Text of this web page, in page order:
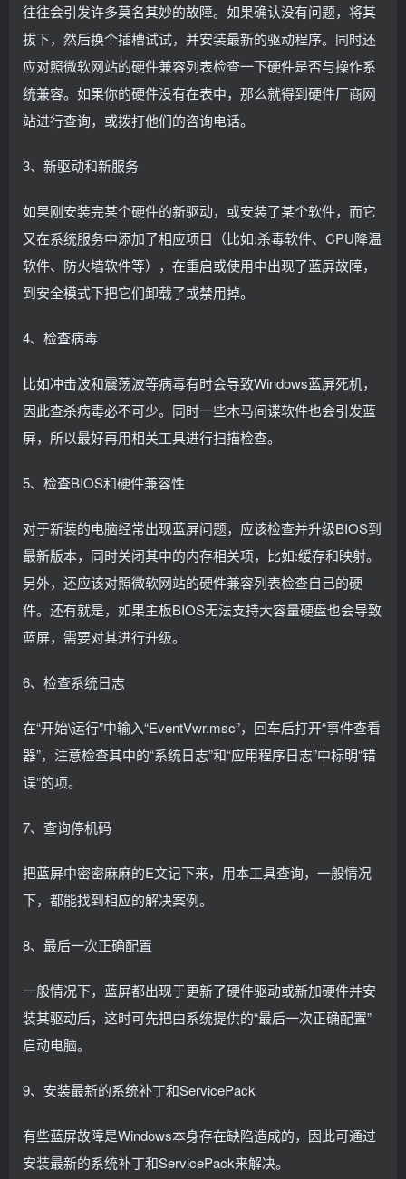
往往会引发许多莫名其妙的故障。如果确认没有问题，将其
拔下，然后换个插槽试试，并安装最新的驱动程序。同时还
应对照微软网站的硬件兼容列表检查一下硬件是否与操作系
统兼容。如果你的硬件没有在表中，那么就得到硬件厂商网
站进行查询，或拨打他们的咨询电话。
3、新驱动和新服务
如果刚安装完某个硬件的新驱动，或安装了某个软件，而它
又在系统服务中添加了相应项目（比如:杀毒软件、CPU降温
软件、防火墙软件等），在重启或使用中出现了蓝屏故障，
到安全模式下把它们卸载了或禁用掉。
4、检查病毒
比如冲击波和震荡波等病毒有时会导致Windows蓝屏死机，
因此查杀病毒必不可少。同时一些木马间谍软件也会引发蓝
屏，所以最好再用相关工具进行扫描检查。
5、检查BIOS和硬件兼容性
对于新装的电脑经常出现蓝屏问题，应该检查并升级BIOS到
最新版本，同时关闭其中的内存相关项，比如:缓存和映射。
另外，还应该对照微软网站的硬件兼容列表检查自己的硬
件。还有就是，如果主板BIOS无法支持大容量硬盘也会导致
蓝屏，需要对其进行升级。
6、检查系统日志
在“开始\运行”中输入“EventVwr.msc”，回车后打开“事件查看
器”，注意检查其中的“系统日志”和“应用程序日志”中标明“错
误”的项。
7、查询停机码
把蓝屏中密密麻麻的E文记下来，用本工具查询，一般情况
下，都能找到相应的解决案例。
8、最后一次正确配置
一般情况下，蓝屏都出现于更新了硬件驱动或新加硬件并安
装其驱动后，这时可先把由系统提供的“最后一次正确配置”
启动电脑。
9、安装最新的系统补丁和ServicePack
有些蓝屏故障是Windows本身存在缺陷造成的，因此可通过
安装最新的系统补丁和ServicePack来解决。